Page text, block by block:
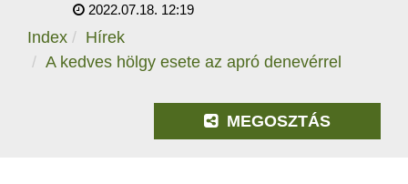
SZOLGÁLTATÁSOK
2022.07.18. 12:19
Index
Hírek
A kedves hölgy esete az apró denevérrel
MEGOSZTÁS